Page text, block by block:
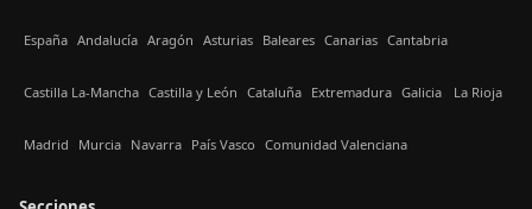
España Andalucía Aragón Asturias Baleares Canarias Cantabria
Castilla La-Mancha Castilla y León Cataluña Extremadura Galicia La Rioja
Madrid Murcia Navarra País Vasco Comunidad Valenciana